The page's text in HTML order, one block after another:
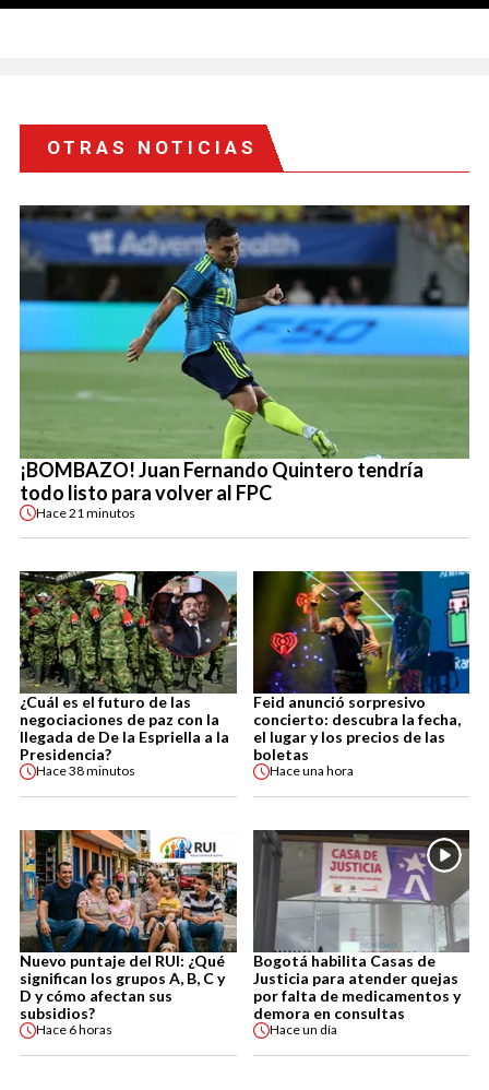
OTRAS NOTICIAS
¡BOMBAZO! Juan Fernando Quintero tendría
todo listo para volver al FPC
Hace21 minutos
¿Cuál es el futuro de las
negociaciones de paz con la
llegada de De la Espriella a la
Presidencia?
Hace38 minutos
Feid anunció sorpresivo
concierto: descubra la fecha,
el lugar y los precios de las
boletas
Haceuna hora
Nuevo puntaje del RUI: ¿Qué
significan los grupos A, B, C y
D y cómo afectan sus
subsidios?
Hace 6 horas
Bogotá habilita Casas de
Justicia para atender quejas
por falta de medicamentos y
demora en consultas
Haceun día